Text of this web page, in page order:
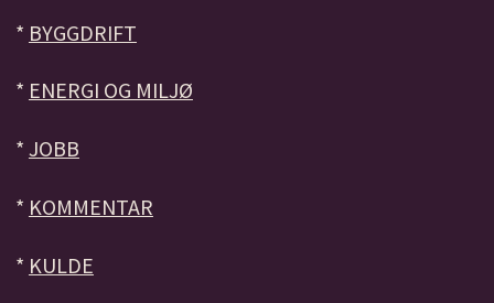
* BYGGDRIFT
* ENERGI OG MILJØ
* JOBB
* KOMMENTAR
* KULDE